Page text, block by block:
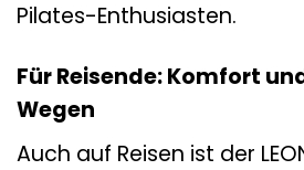
Pilates-Enthusiasten.
Für Reisende: Komfort
Wegen
Auch auf Reisen ist der